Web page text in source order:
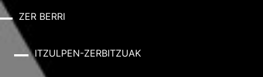
ZER BERRI
ITZULPEN-ZERBITZUAK